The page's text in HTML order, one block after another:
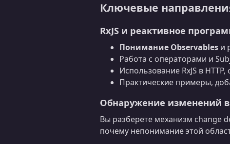
Ключевые
RxJS и реактивное
Понимание Observables и
Работа с операторaми и
Использование RxJS в
Практические примеры,
Обнаружение изменений
Вы разберете механизм change
почему непонимание этой